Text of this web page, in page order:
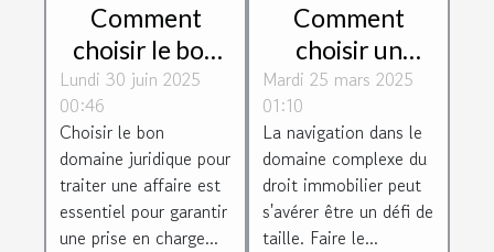
Comment
choisir le bon
domaine
juridique pour
votre affaire ?
Lundi 30 juin 2025
00:46
Choisir le bon
domaine juridique pour
traiter une affaire est
essentiel pour garantir
une prise en charge...
Comment
choisir un
avocat
spécialisé en
droit
immobilier
Mardi 25 mars 2025
01:10
La navigation dans le
domaine complexe du
droit immobilier peut
s'avérer être un défi de
taille. Faire le...